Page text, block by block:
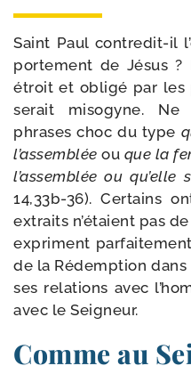
Saint Paul contredit-​il
por­te­ment de Jésus
étroit et obli­gé par les
serait miso­gyne.
phrases choc du type
l’assemblée ou que la
l’assemblée ou qu’elle
14,33b-36). Certains
extraits n’é­taient pas
expriment
de la Rédemption dans
ses rela­tions avec
avec le Seigneur.
Comme au